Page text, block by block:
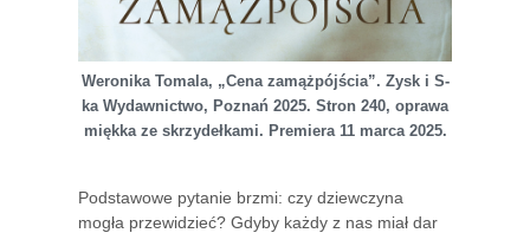
Weronika Tomala, „Cena zamążpójścia”. Zysk i S-
ka Wydawnictwo, Poznań 2025. Stron 240, oprawa
miękka ze skrzydełkami. Premiera 11 marca 2025.
Podstawowe pytanie brzmi: czy dziewczyna
mogła przewidzieć? Gdyby każdy z nas miał dar